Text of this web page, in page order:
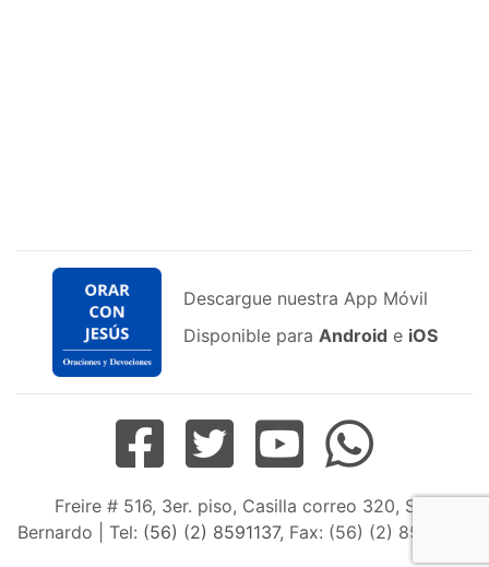
Descargue nuestra App Móvil
Disponible para Android e iOS
Freire # 516, 3er. piso, Casilla correo 320, San
Bernardo | Tel: (56) (2) 8591137, Fax: (56) (2) 8598163